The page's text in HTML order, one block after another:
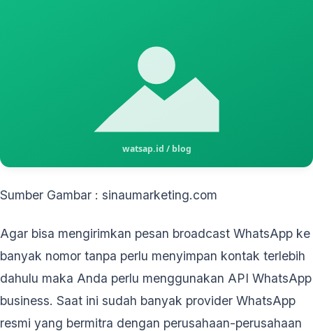
Sumber Gambar : sinaumarketing.com
Agar bisa mengirimkan pesan broadcast WhatsApp ke
banyak nomor tanpa perlu menyimpan kontak terlebih
dahulu maka Anda perlu menggunakan API WhatsApp
business. Saat ini sudah banyak provider WhatsApp
resmi yang bermitra dengan perusahaan-perusahaan